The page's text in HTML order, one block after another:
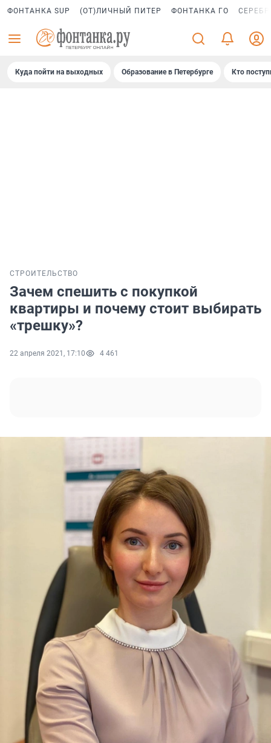
ФОНТАНКА SUP (ОТ)ЛИЧНЫЙ ПИТЕР ФОНТАНКА ГО
Куда пойти на выходных Образование в Петербурге Кто
СТРОИТЕЛЬСТВО
Зачем спешить с покупкой
квартиры и почему стоит выбирать
«трешку»?
22 апреля 2021, 17:10 4 461